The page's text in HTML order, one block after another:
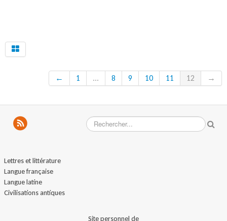
← 1 ... 8 9 10 11 12 →
Lettres et littérature
Langue française
Langue latine
Civilisations antiques
Site personnel de